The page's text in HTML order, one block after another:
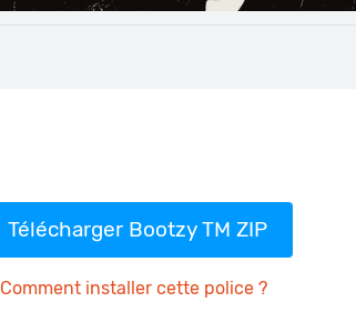
Télécharger Bootzy TM ZIP
Comment installer cette police ?